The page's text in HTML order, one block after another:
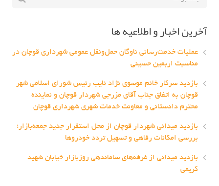
آخرین اخبار و اطلاعیه ها
عملیات خدمت‌رسانی ناوگان حمل‌ونقل عمومی شهرداری قوچان در
مناسبت اربعین حسینی
بازدید سرکار خانم موسوی نژاد نایب رئیس شورای اسلامی شهر
قوچان به اتفاق جناب آقای مزرجی شهردار قوچان و نماینده
محترم دادستانی و معاونت خدمات شهری شهرداری قوچان
بازدید میدانی شهردار قوچان از محل استقرار جدید جمعه‌بازار؛
بررسی امکانات رفاهی و تسهیل تردد خودروها
بازدید میدانی از غرفه‌های ساماندهی روزبازار خیابان شهید
کریمی